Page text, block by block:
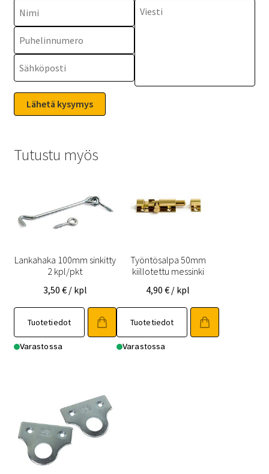
Tutustu myös
Lankahaka 100mm sinkitty
2 kpl/pkt
3,50 € / kpl
Tuotetiedot
Varastossa
Työntösalpa 50mm
kiillotettu messinki
4,90€ / kpl
Tuotetiedot
Varastossa